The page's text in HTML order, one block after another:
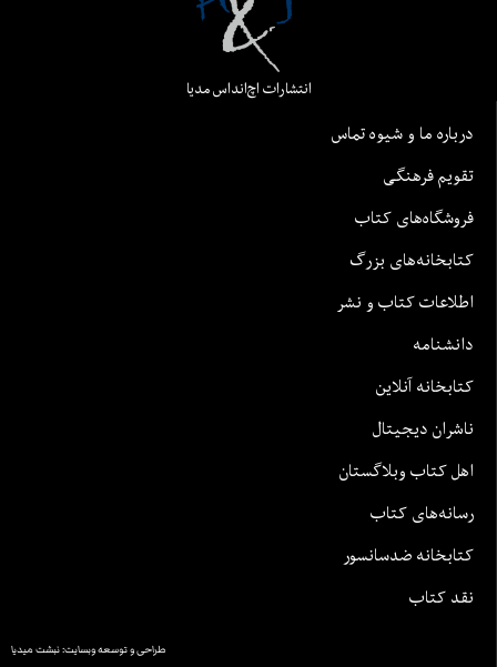
انتشارات اچ‌اند‌اس مدیا
درباره ما و شیوه تماس
تقویم فرهنگی
فروشگاه‌های کتاب
کتابخانه‌های بزرگ
اطلاعات کتاب و نشر
دانشنامه
کتابخانه آنلاین
ناشران دیجیتال
اهل کتاب وبلاگستان
رسانه‌های کتاب
کتابخانه ضدسانسور
نقد کتاب
طراحی و توسعه وبسایت: نبشت میدیا